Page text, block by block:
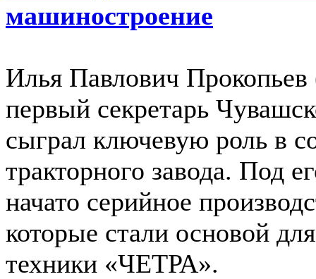
машиностроение
Илья Павлович
первый секретарь
сыграл ключевую роль в
тракторного завода. Под
начато серийное
которые стали основой
техники «ЧЕТРА».